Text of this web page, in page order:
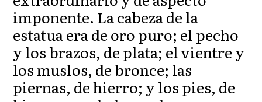
imponente. La cabeza de la
estatua era de oro puro; el pecho
y los brazos, de plata; el vientre y
los muslos, de bronce; las
piernas, de hierro; y los pies, de